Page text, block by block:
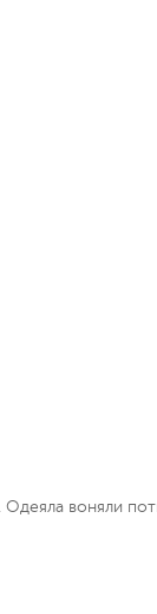
Одеяла воняли